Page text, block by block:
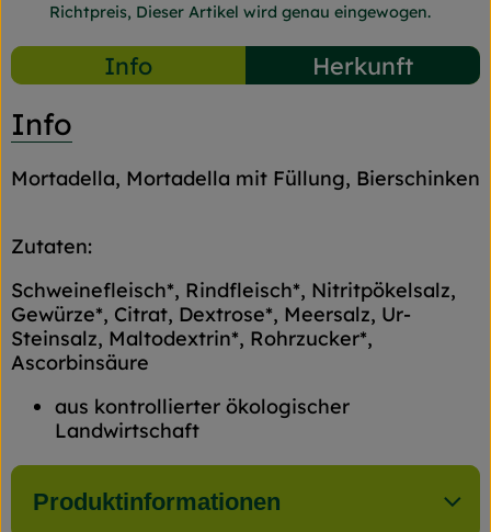
Richtpreis, Dieser Artikel wird genau eingewogen.
Info Herkunft
Info
Mortadella, Mortadella mit Füllung, Bierschinken
Zutaten:
Schweinefleisch*, Rindfleisch*, Nitritpökelsalz,
Gewürze*, Citrat, Dextrose*, Meersalz, Ur-
Steinsalz, Maltodextrin*, Rohrzucker*,
Ascorbinsäure
aus kontrollierter ökologischer
Landwirtschaft
Produktinformationen